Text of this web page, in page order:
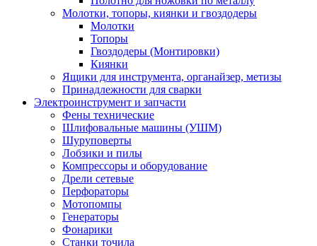
Молотки, топоры, киянки и гвоздодеры
Молотки
Топоры
Гвоздодеры (Монтировки)
Киянки
Ящики для инструмента, органайзер, метизы
Принадлежности для сварки
Электроинструмент и запчасти
Фены технические
Шлифовальные машины (УШМ)
Шуруповерты
Лобзики и пилы
Компрессоры и оборудование
Дрели сетевые
Перфораторы
Мотопомпы
Генераторы
Фонарики
Станки точила